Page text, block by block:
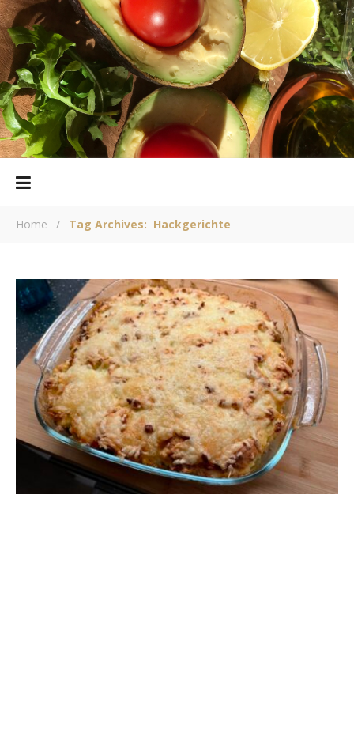
Home / Tag Archives: Hackgerichte